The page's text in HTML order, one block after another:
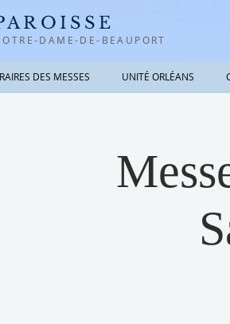
DAME-DE-BEAUPORT
DES MESSES UNITÉ ORLÉANS